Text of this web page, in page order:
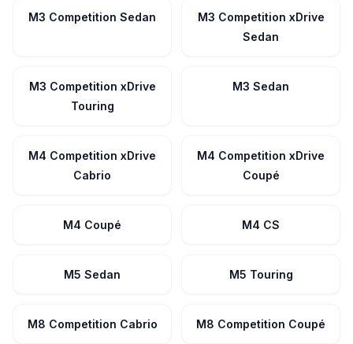
M3 Competition Sedan
M3 Competition xDrive
Sedan
M3 Competition xDrive
Touring
M3 Sedan
M4 Competition xDrive
Cabrio
M4 Competition xDrive
Coupé
M4 Coupé M4 CS
M5 Sedan M5 Touring
M8 Competition Cabrio M8 Competition Coupé